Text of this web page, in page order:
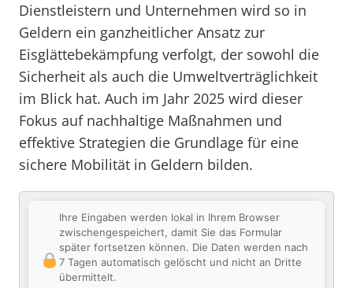
Dienstleistern und Unternehmen wird so in
Geldern ein ganzheitlicher Ansatz zur
Eisglättebekämpfung verfolgt, der sowohl die
Sicherheit als auch die Umweltverträglichkeit
im Blick hat. Auch im Jahr 2025 wird dieser
Fokus auf nachhaltige Maßnahmen und
effektive Strategien die Grundlage für eine
sichere Mobilität in Geldern bilden.
Ihre Eingaben werden lokal in Ihrem Browser
zwischengespeichert, damit Sie das Formular
später fortsetzen können. Die Daten werden nach
7 Tagen automatisch gelöscht und nicht an Dritte
übermittelt.